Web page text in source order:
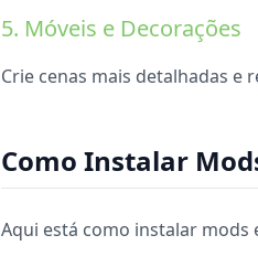
5. Móveis e Decorações
Crie cenas mais detalhadas e
Como Instalar
Aqui está como instalar